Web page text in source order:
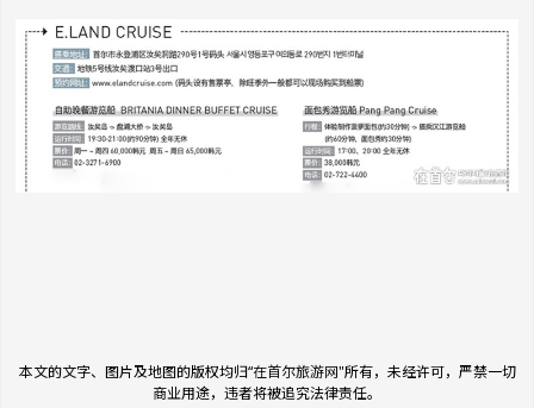
本文的文字、图片及地图的版权均归“在首尔旅游网"所有，未经许可，严禁一切
商业用途，违者将被追究法律责任。